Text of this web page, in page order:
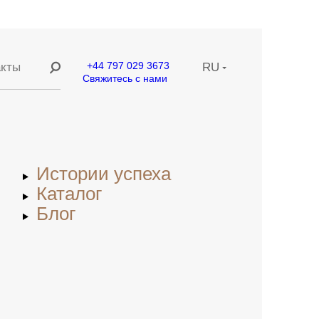
+44 797 029 3673
Свяжитесь с нами
RU
Истории успеха
Каталог
Блог